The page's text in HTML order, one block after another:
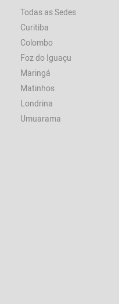
Todas as Sedes
Curitiba
Colombo
Foz do Iguaçu
Maringá
Matinhos
Londrina
Umuarama